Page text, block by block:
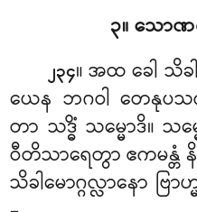
၃။ သော
၂၃၄။ အထခေါ သိခ
ယေန ဘဂဝါ တေနုပသ
တာ သဒ္ဓိံ သမ္မောဒိ။
ဝီတိသာရေတွာ ဧကမန္တံ နိ
သိခါမောဂ္ဂလ္လာနော ဗ